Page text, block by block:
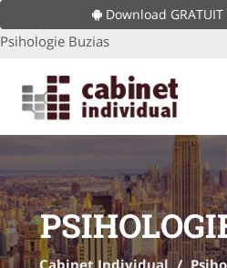
Download
Psihologie Buzias
Cabinet Individual /